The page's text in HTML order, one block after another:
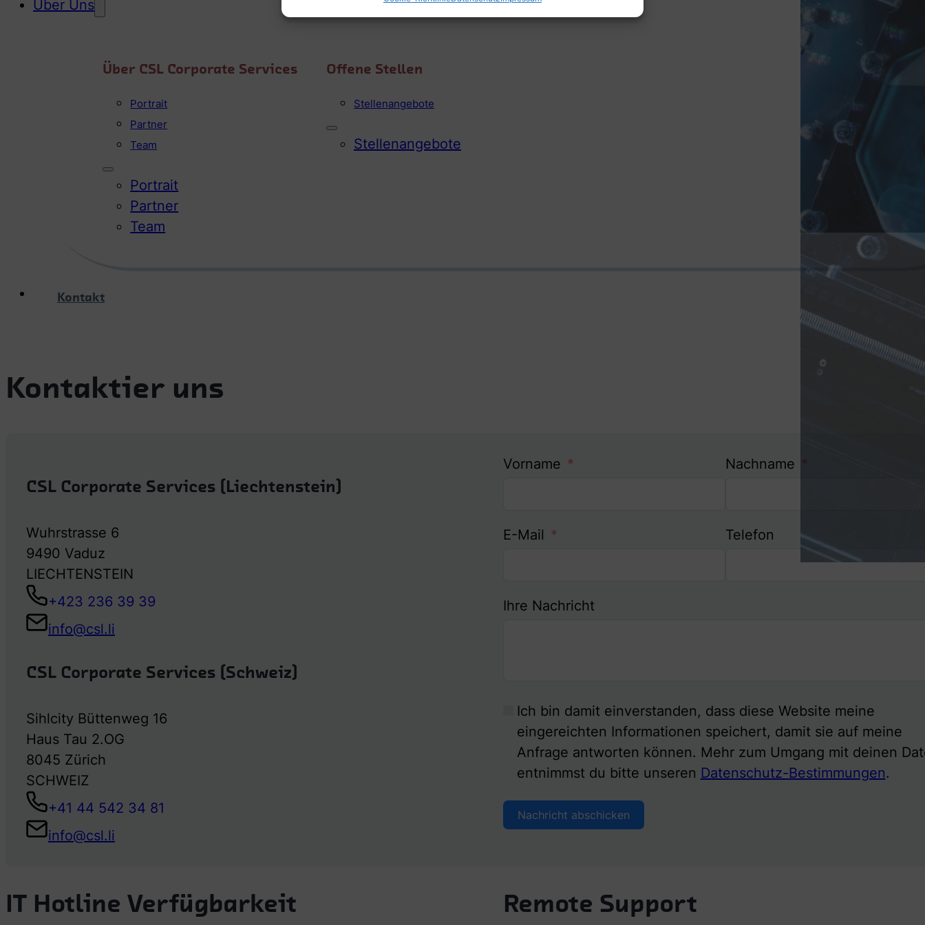
Über Uns
Über CSL Corporate Services
Portrait
Partner
Team
Portrait
Partner
Team
Offene Stellen
Stellen­angebote
Stellen­angebote
Kontakt
Kontaktier uns
CSL Corporate Services (Liechtenstein)
Wuhrstrasse 6
9490 Vaduz
LIECHTENSTEIN
+423 236 39 39
info@csl.li
CSL Corporate Services (Schweiz)
Sihlcity Büttenweg 16
Haus Tau 2.OG
8045 Zürich
SCHWEIZ
+41 44 542 34 81
info@csl.li
Vorname Nachname
E-Mail Telefon
Ihre Nachricht
Ich bin damit einverstanden, dass diese Website meine
eingereichten Informationen speichert, damit sie auf meine
Anfrage antworten können. Mehr zum Umgang mit deinen
entnimmst du bitte unseren Datenschutz-Bestimmungen.
Nachricht abschicken
IT Hotline Verfügbarkeit Remote Support